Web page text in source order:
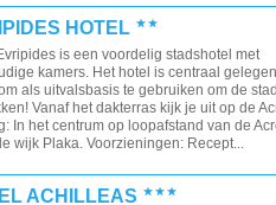
HOTEL
is een voordelig stadshotel met
kamers. Het hotel is centraal
als uitvalsbasis te gebruiken om de
Vanaf het dakterras kijk je uit op de
In het centrum op loopafstand van de
wijk Plaka. Voorzieningen: Recept...
ACHILLEAS